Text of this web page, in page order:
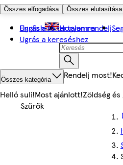
Összes elfogadása Összes elutasítása
Ugrás a fő tartalomra
Ugrás a kereséshez
English Hogyan rendelj
Összes kategória Rendelj most!
Helló suli!Most ajánlott!Zöldség